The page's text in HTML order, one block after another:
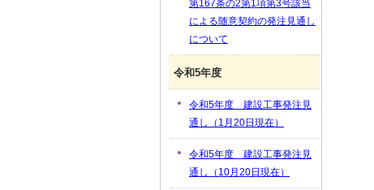
第167条の2第1項第3号該当
による随意契約の発注見通し
について
令和5年度
令和5年度 建設工事発注見
通し（1月20日現在）
令和5年度 建設工事発注見
通し（10月20日現在）